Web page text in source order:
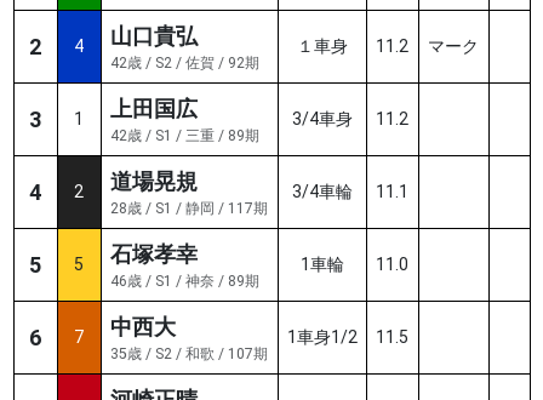
2 4 山口貴弘
42歳 / S2 / 佐賀 / 92期
１車身 11.2 マーク
3 1 上田国広
42歳 / S1 / 三重 / 89期
3/4車身 11.2
4 2 道場晃規
28歳 / S1 / 静岡 / 117期
3/4車輪 11.1
5 5 石塚孝幸
46歳 / S1 / 神奈 / 89期
1車輪 11.0
6 7 中西大
35歳 / S2 / 和歌 / 107期
1車身1/2 11.5